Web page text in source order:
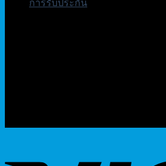
การรับประกัน